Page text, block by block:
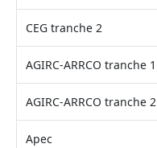
CEG tranche 2
AGIRC-ARRCO tranche 1
AGIRC-ARRCO tranche 2
Apec